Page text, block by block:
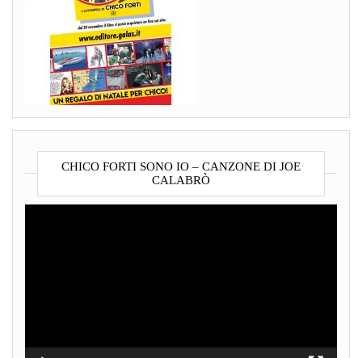
CHICO FORTI SONO IO – CANZONE DI JOE
CALABRÒ